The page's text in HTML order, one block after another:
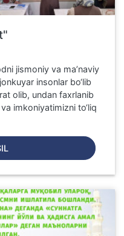
jismoniy va ma’naviy
insonlar bo‘lib
olib, undan faxrlanib
imkoniyatimizni to‘liq